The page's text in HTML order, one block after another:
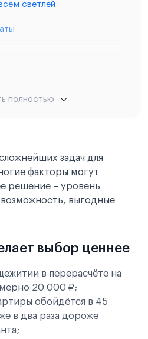
светлей
размещения
полностью
задач для
факторы могут
решение – уровень
выгодные
выбор ценнее
в перерасчёте на
20 000 ₽;
обойдётся в 45
в два раза дороже